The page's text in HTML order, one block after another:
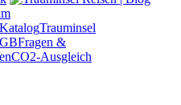
KatalogTrauminsel
Fragen &
CO2-Ausgleich